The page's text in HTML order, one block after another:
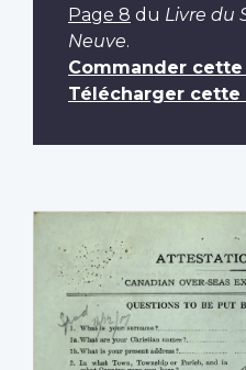
Page 8 du Livre du
Neuve.
Commander cette
Télécharger cette